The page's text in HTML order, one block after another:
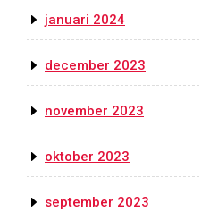
januari 2024
december 2023
november 2023
oktober 2023
september 2023